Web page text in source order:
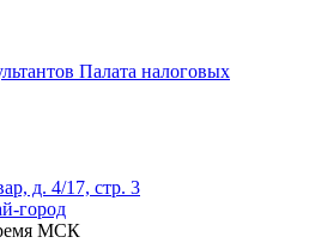
Палата налоговых
д. 4/17, стр. 3
город
МСК